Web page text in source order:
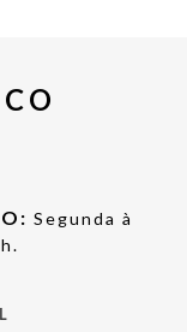
Segunda à